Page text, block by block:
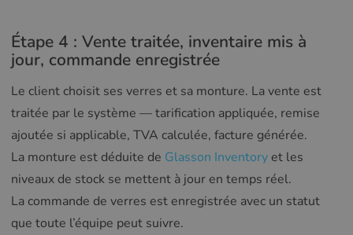
Étape 4 : Vente traitée, inventaire mis à
jour, commande enregistrée
Le client choisit ses verres et sa monture. La vente est
traitée par le système — tarification appliquée, remise
ajoutée si applicable, TVA calculée, facture générée.
La monture est déduite de Glasson Inventory et les
niveaux de stock se mettent à jour en temps réel.
La commande de verres est enregistrée avec un statut
que toute l’équipe peut suivre.